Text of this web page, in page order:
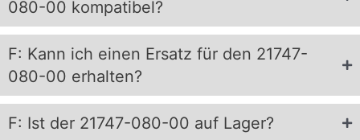
080-00 kompatibel?
F: Kann ich einen Ersatz für den 21747-
080-00 erhalten?
F: Ist der 21747-080-00 auf Lager?